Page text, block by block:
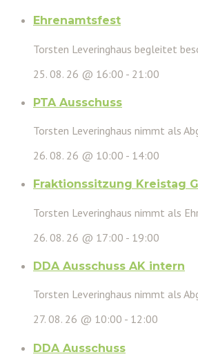
Ehrenamtsfest
Torsten Leveringhaus begleitet
25. 08. 26 @ 16:00 - 21:00
PTA Ausschuss
Torsten Leveringhaus nimmt als
26. 08. 26 @ 10:00 - 14:00
Fraktionssitzung Kreistag
Torsten Leveringhaus nimmt als
26. 08. 26 @ 17:00 - 19:00
DDA Ausschuss AK intern
Torsten Leveringhaus nimmt als
27. 08. 26 @ 10:00 - 12:00
DDA Ausschuss